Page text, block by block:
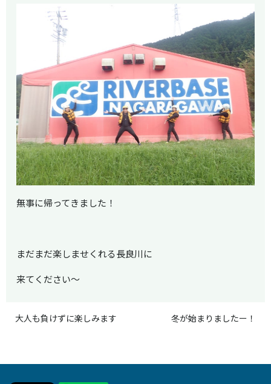
無事に帰ってきました！
まだまだ楽しませくれる長良川に
来てください～
大人も負けずに楽しみます 冬が始まりましたー！